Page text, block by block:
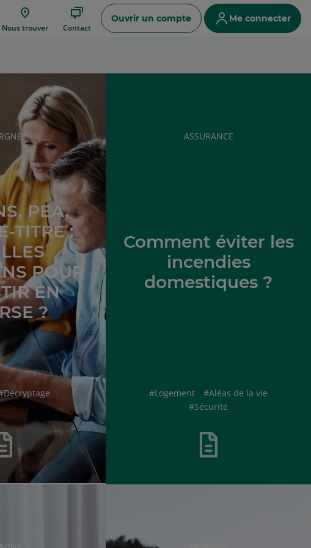
Nous trouver Contact
Ouvrir un compte Me connecter
PEA,
TITRE :
POUR
EN
?
Décryptage
RUBRIQUE
ASSURANCE
Comment éviter les
incendies
domestiques ?
hashtag
#Logement hashtag
#Aléas de la vie
hashtag
#Sécurité